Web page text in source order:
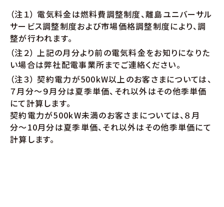
（注１） 電気料金は燃料費調整制度、離島ユニバーサル
サービス調整制度および市場価格調整制度により、調
整が行われます。
（注２） 上記の月分より前の電気料金をお知りになりた
い場合は弊社配電事業所までご連絡ください。
（注３） 契約電力が500kW以上のお客さまについては、
７月分～９月分は夏季単価、それ以外はその他季単価
にて計算します。
契約電力が500kW未満のお客さまについては、８月
分〜10月分は夏季単価、それ以外はその他季単価にて
計算します。